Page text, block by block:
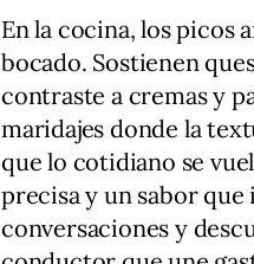
En la cocina, los picos
bocado. Sostienen
contraste a cremas y
maridajes donde la
que lo cotidiano se
precisa y un sabor
conversaciones y